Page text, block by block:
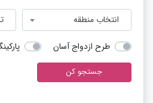
انتخاب منطقه
طرح ازدواج آسان
جستجو کن